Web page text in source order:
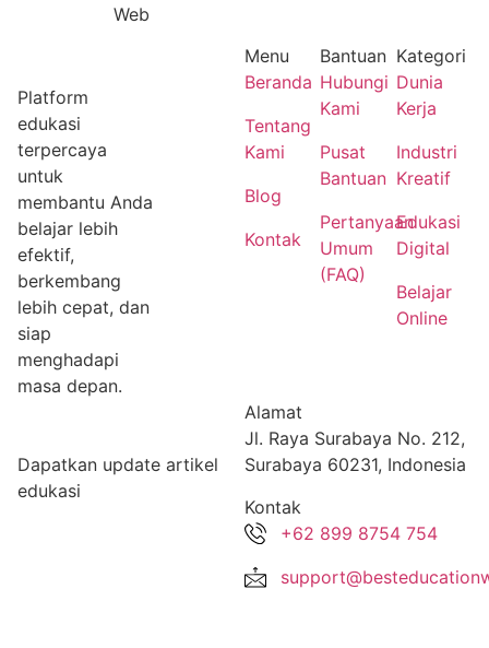
Platform
edukasi
terpercaya
untuk
membantu Anda
belajar lebih
efektif,
berkembang
lebih cepat, dan
siap
menghadapi
masa depan.
Dapatkan update artikel
edukasi
Menu
Beranda
Tentang
Kami
Blog
Kontak
Bantuan
Hubungi
Kami
Pusat
Bantuan
Pertanyaan
Umum
(FAQ)
Kategori
Dunia
Kerja
Industri
Kreatif
Edukasi
Digital
Belajar
Online
Alamat
Jl. Raya Surabaya No. 212,
Surabaya 60231, Indonesia
Kontak
+62 899 8754 754